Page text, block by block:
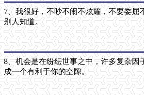
7、我很好，不吵不闹不炫耀，不要委屈
别人知道。
8、机会是在纷纭世事之中，许多复杂因
成一个有利于你的空隙。